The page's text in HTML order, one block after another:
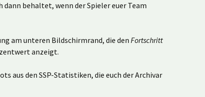
dann behaltet, wenn der Spieler euer Team
am unteren Bildschirmrand, die den Fortschritt
anzeigt.
aus den SSP-Statistiken, die euch der Archivar